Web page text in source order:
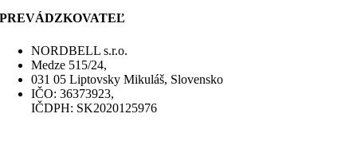
PREVÁDZKOVATEĽ
NORDBELL s.r.o.
Medze 515/24,
031 05 Liptovsky Mikuláš, Slovensko
IČO: 36373923,
IČDPH: SK2020125976